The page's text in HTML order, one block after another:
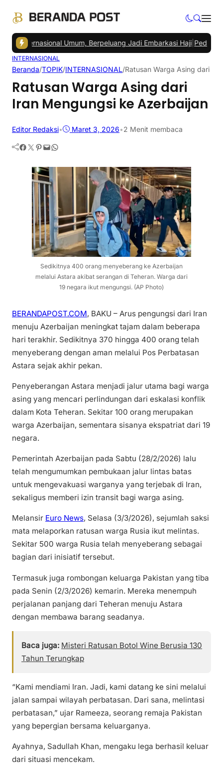
Umum, Berpeluang Jadi Embarkasi Haji|Pedagang
INTERNASIONAL
Beranda/TOPIK/INTERNASIONAL/Ratusan Warga Asing dari
Ratusan Warga Asing dari
Iran Mengungsi ke Azerbaijan
Editor Redaksi• Maret 3, 2026•2 Menit membaca
Facebook Twitter Pinterest Mail WhatsApp
Sedikitnya 400 orang menyeberang ke Azerbaijan
melalui Astara akibat serangan di Teheran. Warga dari
19 negara ikut mengungsi. (AP Photo)
BERANDAPOST.COM, BAKU – Arus pengungsi dari Iran
menuju Azerbaijan meningkat tajam dalam beberapa
hari terakhir. Sedikitnya 370 hingga 400 orang telah
menyeberang dengan aman melalui Pos Perbatasan
Astara sejak akhir pekan.
Penyeberangan Astara menjadi jalur utama bagi warga
asing yang mencari perlindungan dari eskalasi konflik
dalam Kota Teheran. Sekitar 100 orang merupakan
warga Azerbaijan, sementara sisanya ekspatriat dari 19
negara.
Pemerintah Azerbaijan pada Sabtu (28/2/2026) lalu
telah mengumumkan pembukaan jalur lintas batas
untuk mengevakuasi warganya yang terjebak di Iran,
sekaligus memberi izin transit bagi warga asing.
Melansir Euro News, Selasa (3/3/2026), sejumlah saksi
mata melaporkan ratusan warga Rusia ikut melintas.
Sekitar 500 warga Rusia telah menyeberang sebagai
bagian dari inisiatif tersebut.
Termasuk juga rombongan keluarga Pakistan yang tiba
pada Senin (2/3/2026) kemarin. Mereka menempuh
perjalanan panjang dari Teheran menuju Astara
dengan membawa barang seadanya.
Baca juga: Misteri Ratusan Botol Wine Berusia 130
Tahun Terungkap
“Kami mendiami Iran. Jadi, kami datang ke sini melalui
jalan sampai wilayah perbatasan. Dari sana, melintasi
perbatasan,” ujar Rameeza, seorang remaja Pakistan
yang bepergian bersama keluarganya.
Ayahnya, Sadullah Khan, mengaku lega berhasil keluar
dari situasi mencekam.